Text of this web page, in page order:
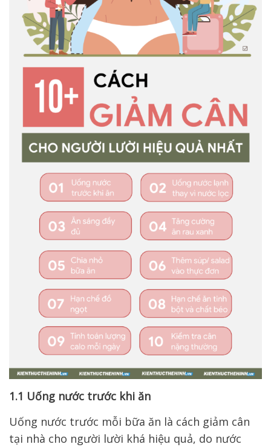
1.1 Uống nước trước khi ăn
Uống nước trước mỗi bữa ăn là cách giảm cân
tại nhà cho người lười khá hiệu quả, do nước